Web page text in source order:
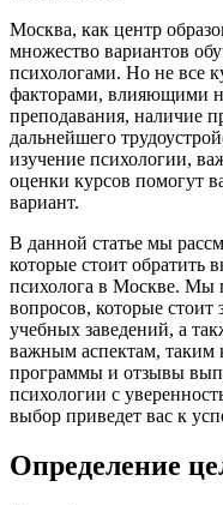
Москва, как центр
множество вариантов
психологами. Но не все
факторами, влияющими
преподавания, наличие
дальнейшего
изучение психологии,
оценки курсов помогут
вариант.
В данной статье мы
которые стоит обратить
психолога в Москве. Мы
вопросов, которые стоит
учебных заведений, а
важным аспектам, таким
программы и отзывы
психологии с
выбор приведет вас к
Определение